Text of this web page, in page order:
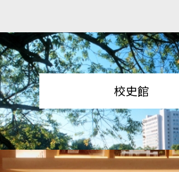
校史館